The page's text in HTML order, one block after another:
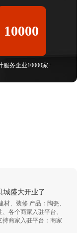
10000
服务企业10000家+
城盛大开业了
、装修 产品：陶瓷、
各个商家入驻平台、
商家入驻平台：商家